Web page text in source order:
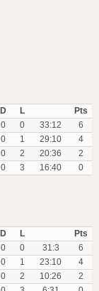
D L
Pts
0 0 33:12
6
0 1 29:10
4
0 2 20:36
2
0 3 16:40 0
D L
Pts
0 0 31:3
6
0 1 23:10
4
0 2 10:26
2